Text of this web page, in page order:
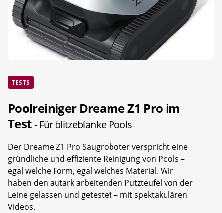
TESTS
Poolreiniger Dreame Z1 Pro im
Test- Für blitzeblanke Pools
Der Dreame Z1 Pro Saugroboter verspricht eine
gründliche und effiziente Reinigung von Pools –
egal welche Form, egal welches Material. Wir
haben den autark arbeitenden Putzteufel von der
Leine gelassen und getestet – mit spektakulären
Videos.